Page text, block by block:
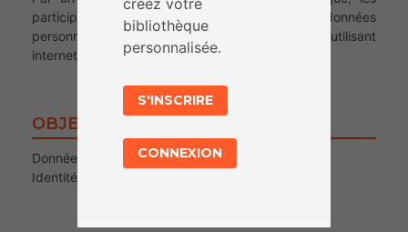
participant.e.s sont invité.e.s à réfléchir aux données
personnelles qu’ielles laissent volontairement en utilisant
internet.
OBJECTIFS
Données personnelles
Identité numérique
créez votre
bibliothèque
personnalisée.
S'INSCRIRE
CONNEXION